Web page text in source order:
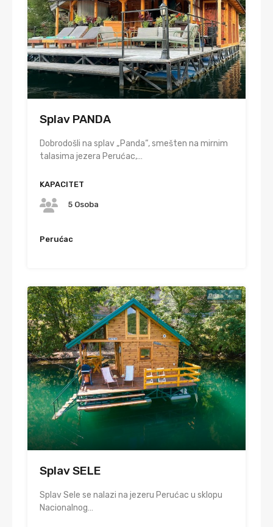
Splav PANDA
Dobrodošli na splav „Panda“, smešten na mirnim
talasima jezera Perućac,…
KAPACITET
5 Osoba
Perućac
Splav SELE
Splav Sele se nalazi na jezeru Perućac u sklopu
Nacionalnog…